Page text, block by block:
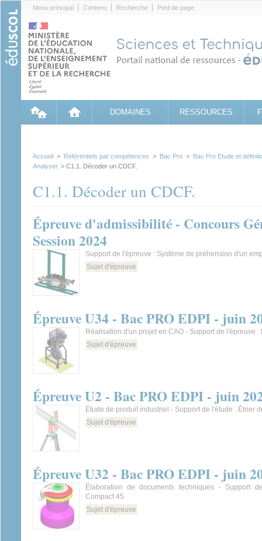
Menu principal Contenu Recherche Pied de page
DOMAINES RESSOURCES
Accueil > Référentiels par compétences > Bac Pro > Bac Pro Etude et
Analyser. > C1.1. Décoder un CDCF.
C1.1. Décoder un CDCF.
Épreuve d'admissibilité - Concours
Session 2024
Support de l'épreuve : Système de préhension d'un
Sujet d'épreuve
Épreuve U34 - Bac PRO EDPI - juin
Réalisation d'un projet en CAO - Support de l'épreuve
Sujet d'épreuve
Épreuve U2 - Bac PRO EDPI - juin
Étude de produit industriel - Support de l'étude : Étrier
Sujet d'épreuve
Épreuve U32 - Bac PRO EDPI - juin
Élaboration de documents techniques - Support
Compact 45
Sujet d'épreuve